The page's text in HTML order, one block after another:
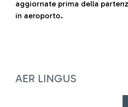
aggiornate prima della
in aeroporto.
AER LINGUS